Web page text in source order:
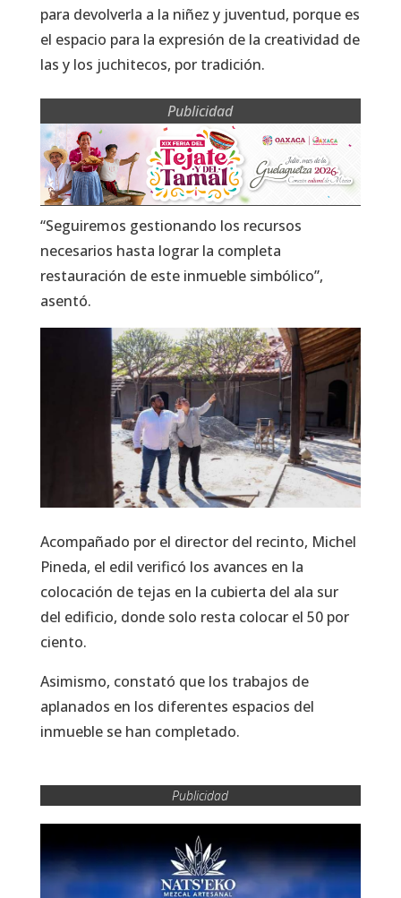
para devolverla a la niñez y juventud, porque es
el espacio para la expresión de la creatividad de
las y los juchitecos, por tradición.
Publicidad
“Seguiremos gestionando los recursos
necesarios hasta lograr la completa
restauración de este inmueble simbólico”,
asentó.
Acompañado por el director del recinto, Michel
Pineda, el edil verificó los avances en la
colocación de tejas en la cubierta del ala sur
del edificio, donde solo resta colocar el 50 por
ciento.
Asimismo, constató que los trabajos de
aplanados en los diferentes espacios del
inmueble se han completado.
Publicidad